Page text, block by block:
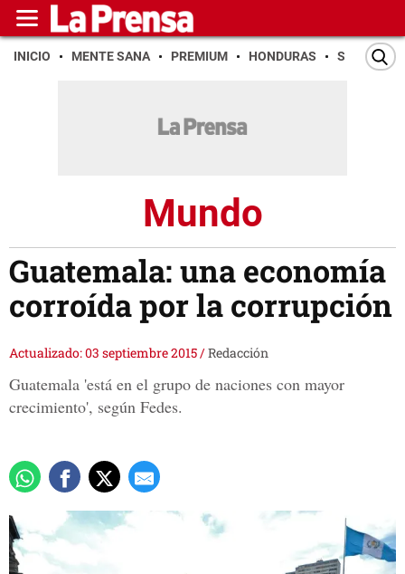
INICIO MENTE SANA PREMIUM HONDURAS SAN PEDRO
Mundo
Guatemala: una economía
corroída por la corrupción
Actualizado: 03 septiembre 2015/Redacción
Guatemala 'está en el grupo de naciones con mayor
crecimiento', según Fedes.